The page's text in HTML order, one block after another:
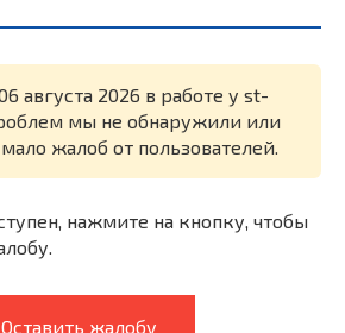
августа 2026 в работе у st-
мы не обнаружили или
жалоб от пользователей.
нажмите на кнопку, чтобы
Оставить жалобу